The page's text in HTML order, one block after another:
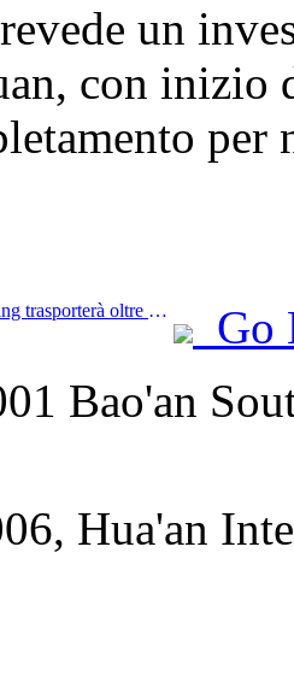
un
con inizio
per
Prev:L'aeroporto di Daxing trasporterà oltre 1,3 milioni di passeggeri durante la festa nazionale del 2025
Go
Bao'an
Hua'an